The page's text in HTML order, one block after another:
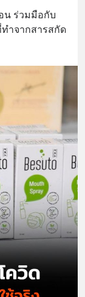
น ร่วมมือกับ
ำจากสารสกัด